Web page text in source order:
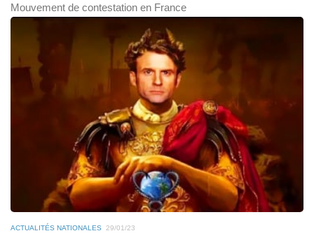
Mouvement de contestation en France
ACTUALITÉS NATIONALES 29/01/23